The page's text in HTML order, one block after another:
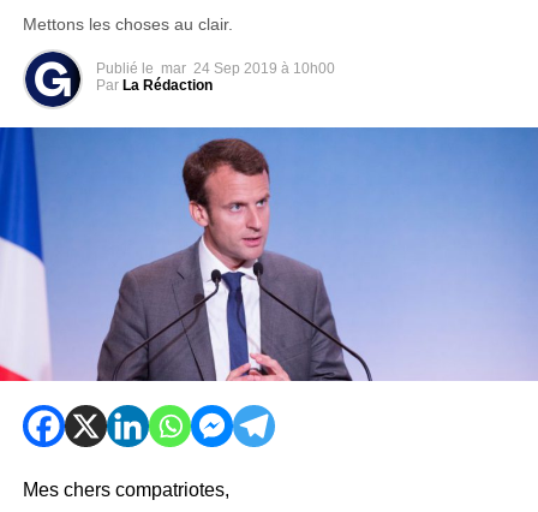
Mettons les choses au clair.
Publié le mar 24 Sep 2019 à 10h00
Par La Rédaction
Mes chers compatriotes,